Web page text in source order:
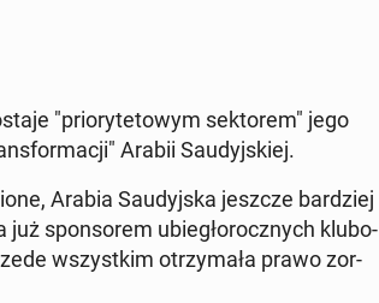
"prio­ry­te­to­wym sek­to­rem" jego
Arabii Sau­dyj­skiej.
Arabia Sau­dyj­ska jeszcze bar­dziej
już spon­so­rem ubie­gło­rocz­nych klu­bo­
wszyst­kim otrzy­ma­ła prawo zor­